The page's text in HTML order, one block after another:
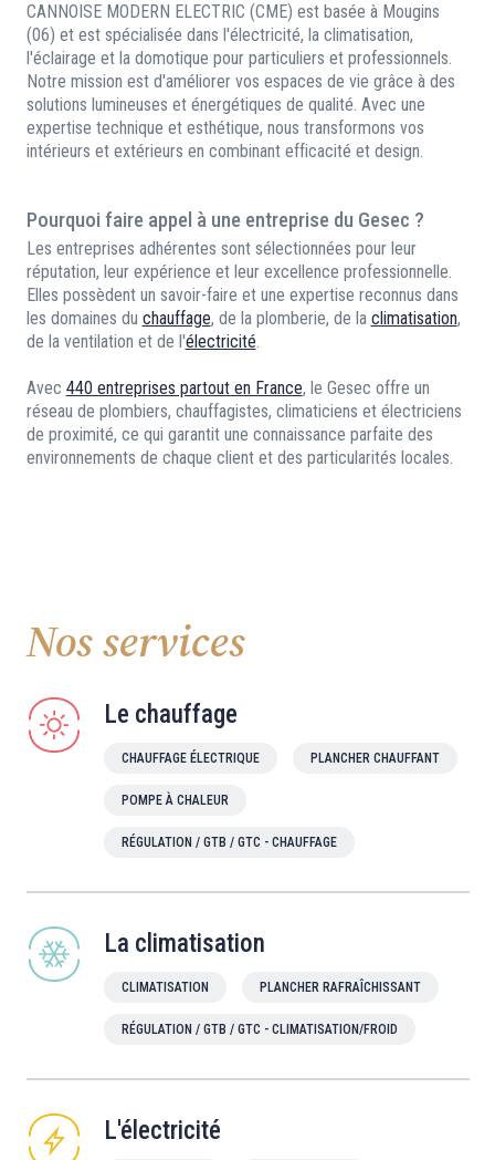
CANNOISE MODERN ELECTRIC (CME) est basée à Mougins
(06) et est spécialisée dans l'électricité, la climatisation,
l'éclairage et la domotique pour particuliers et professionnels.
Notre mission est d'améliorer vos espaces de vie grâce à des
solutions lumineuses et énergétiques de qualité. Avec une
expertise technique et esthétique, nous transformons vos
intérieurs et extérieurs en combinant efficacité et design.
Pourquoi faire appel à une entreprise du Gesec ?
Les entreprises adhérentes sont sélectionnées pour leur
réputation, leur expérience et leur excellence professionnelle.
Elles possèdent un savoir-faire et une expertise reconnus dans
les domaines du chauffage, de la plomberie, de la climatisation,
de la ventilation et de l'électricité.
Avec 440 entreprises partout en France, le Gesec offre un
réseau de plombiers, chauffagistes, climaticiens et électriciens
de proximité, ce qui garantit une connaissance parfaite des
environnements de chaque client et des particularités locales.
Nos services
Le chauffage
CHAUFFAGE ÉLECTRIQUE PLANCHER CHAUFFANT
POMPE À CHALEUR
RÉGULATION / GTB / GTC - CHAUFFAGE
La climatisation
CLIMATISATION PLANCHER RAFRAÎCHISSANT
RÉGULATION / GTB / GTC - CLIMATISATION/FROID
L'électricité